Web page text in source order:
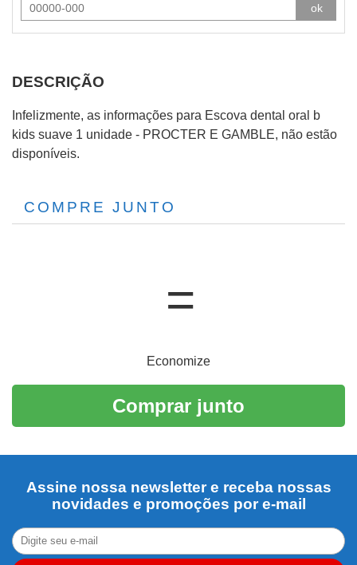
ok
DESCRIÇÃO
Infelizmente, as informações para Escova dental oral b
kids suave 1 unidade - PROCTER E GAMBLE, não estão
disponíveis.
COMPRE JUNTO
Economize
Comprar junto
Assine nossa newsletter e receba nossas
novidades e promoções por e-mail